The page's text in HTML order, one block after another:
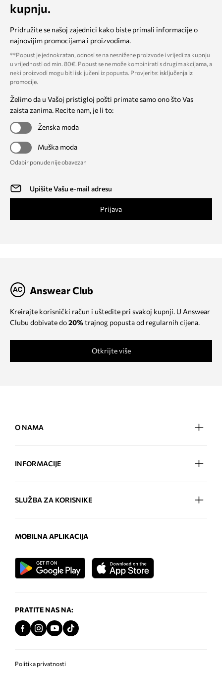
kupnju.
Pridružite se našoj zajednici kako biste primali informacije o
najnovijim promocijama i proizvodima.
**Popust je jednokratan, odnosi se na nesnižene proizvode i vrijedi za kupnju
u vrijednosti od min. 80€. Popust se ne može kombinirati s drugim akcijama, a
neki proizvodi mogu biti isključeni iz popusta. Provjerite: isključenja iz
promocije.
Želimo da u Vašoj pristigloj pošti primate samo ono što Vas
zaista zanima. Recite nam, je li to:
Ženska moda
Muška moda
Odabir ponude nije obavezan
Prijava
Answear Club
Kreirajte korisnički račun i uštedite pri svakoj kupnji. U Answear
Clubu dobivate do20%trajnog popusta od regularnih cijena.
Otkrijte više
O NAMA
INFORMACIJE
SLUŽBA ZA KORISNIKE
MOBILNA APLIKACIJA
PRATITE NAS NA:
Politika privatnosti